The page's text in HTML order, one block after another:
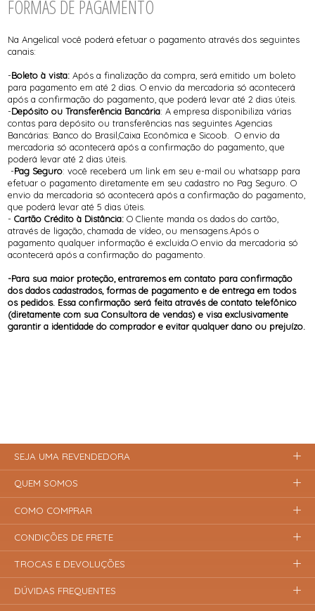
FORMAS DE PAGAMENTO
Na Angelical você poderá efetuar o pagamento através dos seguintes
canais:
-Boleto à vista:Após a finalização da compra, será emitido um boleto
para pagamento em até 2 dias. O envio da mercadoria só acontecerá
após a confirmação do pagamento, que poderá levar até 2 dias úteis.
-Depósito ou Transferência Bancária: A empresa disponibiliza várias
contas para depósito ou transferências nas seguintes Agencias
Bancárias: Banco do Brasil,Caixa Econômica e Sicoob. O envio da
mercadoria só acontecerá após a confirmação do pagamento, que
poderá levar até 2 dias úteis.
-Pag Seguro: você receberá um link em seu e-mail ou whatsapp para
efetuar o pagamento diretamente em seu cadastro no Pag Seguro. O
envio da mercadoria só acontecerá após a confirmação do pagamento,
que poderá levar até 5 dias úteis.
-Cartão Crédito à Distância:O Cliente manda os dados do cartão,
através de ligação, chamada de vídeo, ou mensagens.Após o
pagamento qualquer informação é excluida.O envio da mercadoria só
acontecerá após a confirmação do pagamento.
-Para sua maior proteção, entraremos em contato para confirmação
dos dados cadastrados, formas de pagamento e de entrega em todos
os pedidos. Essa confirmação será feita através de contato telefônico
(diretamente com sua Consultora de vendas) e visa exclusivamente
garantir a identidade do comprador e evitar qualquer dano ou prejuízo.
SEJA UMA REVENDEDORA
QUEM SOMOS
COMO COMPRAR
CONDIÇÕES DE FRETE
TROCAS E DEVOLUÇÕES
DÚVIDAS FREQUENTES